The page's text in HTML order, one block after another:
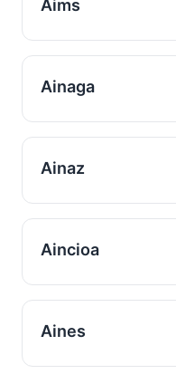
Aims
Ainaga
Ainaz
Aincioa
Aines